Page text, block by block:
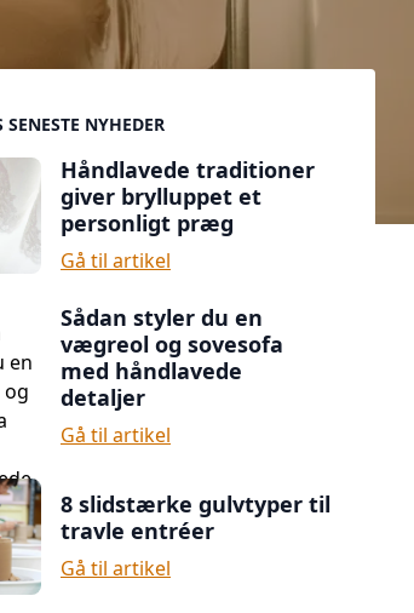
SENESTE NYHEDER
Håndlavede traditioner
giver brylluppet et
personligt præg
Gå til artikel
Sådan styler du en
vægreol og sovesofa
med håndlavede
detaljer
Gå til artikel
8 slidstærke gulvtyper til
travle entréer
Gå til artikel